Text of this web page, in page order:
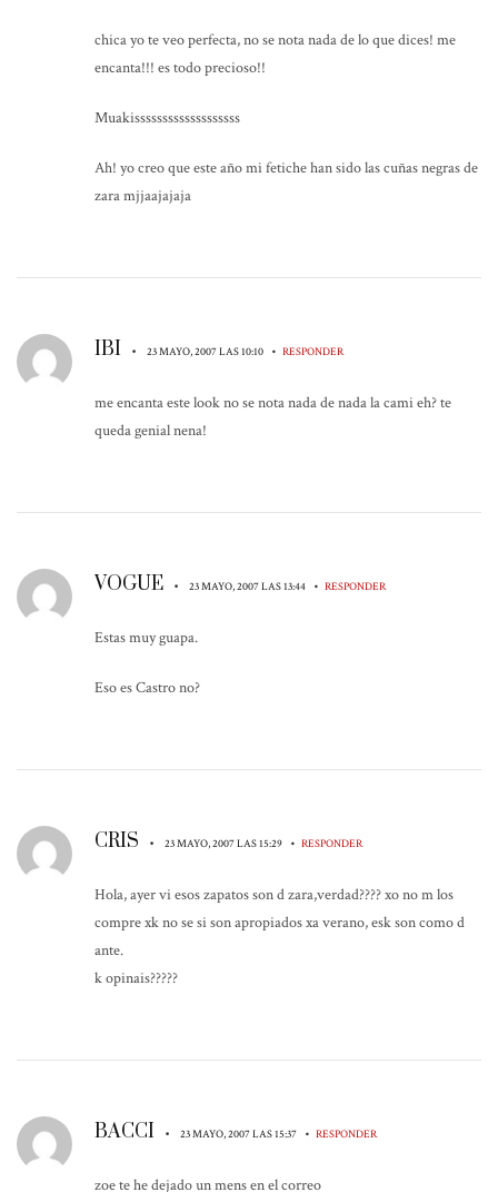
chica yo te veo perfecta, no se nota nada de lo que dices! me
encanta!!! es todo precioso!!
Muakisssssssssssssssssss
Ah! yo creo que este año mi fetiche han sido las cuñas negras de
zara mjjaajajaja
IBI • 23 MAYO, 2007 LAS 10:10 • RESPONDER
me encanta este look no se nota nada de nada la cami eh? te
queda genial nena!
VOGUE • 23 MAYO, 2007 LAS 13:44 • RESPONDER
Estas muy guapa.
Eso es Castro no?
CRIS • 23 MAYO, 2007 LAS 15:29 • RESPONDER
Hola, ayer vi esos zapatos son d zara,verdad???? xo no m los
compre xk no se si son apropiados xa verano, esk son como d
ante.
k opinais?????
BACCI • 23 MAYO, 2007 LAS 15:37 • RESPONDER
zoe te he dejado un mens en el correo